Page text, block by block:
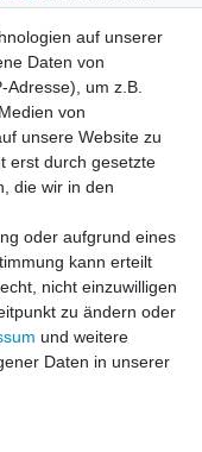
es sich um ein Pflichtfeld.
auf unserer
Daten von
um z.B.
von
unsere Website zu
erst durch gesetzte
die wir in den
oder aufgrund eines
kann erteilt
nicht einzuwilligen
zu ändern oder
und weitere
Daten in unserer